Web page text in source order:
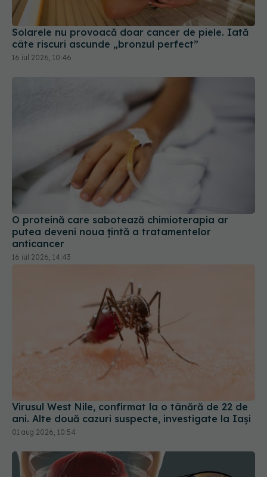
Solarele nu provoacă doar cancer de piele. Iată
câte riscuri ascunde „bronzul perfect”
16 iul 2026, 10:46
O proteină care sabotează chimioterapia ar
putea deveni noua țintă a tratamentelor
anticancer
16 iul 2026, 14:43
Virusul West Nile, confirmat la o tânără de 22 de
ani. Alte două cazuri suspecte, investigate la Iași
01 aug 2026, 10:54